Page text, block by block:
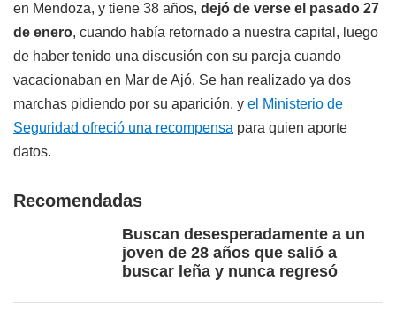
en Mendoza, y tiene 38 años, dejó de verse el pasado 27
de enero, cuando había retornado a nuestra capital, luego
de haber tenido una discusión con su pareja cuando
vacacionaban en Mar de Ajó. Se han realizado ya dos
marchas pidiendo por su aparición, y el Ministerio de
Seguridad ofreció una recompensa para quien aporte
datos.
Recomendadas
Buscan desesperadamente a un
joven de 28 años que salió a
buscar leña y nunca regresó